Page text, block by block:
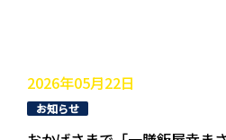
2026年05月22日
お知らせ